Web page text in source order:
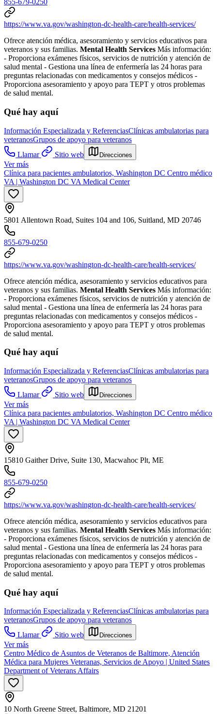
855-679-0250
https://www.va.gov/washington-dc-health-care/health-services/
Ofrece atención médica, asesoramiento y servicios educativos para
veteranos y sus familias. Mental Health Services Más información:
- Proporciona exámenes físicos, servicios de nutrición y atención de
salud mental - Gestiona una línea de enfermería las 24 horas para
preguntas relacionadas con medicamentos y consejos médicos -
Proporciona asesoramiento y apoyo para TEPT y otros problemas
de salud mental.
Qué hay aquí
Información Especializada y ReferenciasClínicas ambulatorias para
veteranosGrupos de apoyo para veteranos
Llamar
Sitio web Direcciones
Ver más
Clínica para pacientes ambulatorios, Washington DC Centro médico
VA | Washington DC VA Medical Center
5801 Allentown Road, Suites 104 and 106, Suitland, MD 20746
855-679-0250
https://www.va.gov/washington-dc-health-care/health-services/
Ofrece atención médica, asesoramiento y servicios educativos para
veteranos y sus familias. Mental Health Services Más información:
- Proporciona exámenes físicos, servicios de nutrición y atención de
salud mental - Gestiona una línea de enfermería las 24 horas para
preguntas relacionadas con medicamentos y consejos médicos -
Proporciona asesoramiento y apoyo para TEPT y otros problemas
de salud mental.
Qué hay aquí
Información Especializada y ReferenciasClínicas ambulatorias para
veteranosGrupos de apoyo para veteranos
Llamar
Sitio web Direcciones
Ver más
Clínica para pacientes ambulatorios, Washington DC Centro médico
VA | Washington DC VA Medical Center
15810 Gaither Drive, Suite 130, Macwahoc Plt, ME
855-679-0250
https://www.va.gov/washington-dc-health-care/health-services/
Ofrece atención médica, asesoramiento y servicios educativos para
veteranos y sus familias. Mental Health Services Más información:
- Proporciona exámenes físicos, servicios de nutrición y atención de
salud mental - Gestiona una línea de enfermería las 24 horas para
preguntas relacionadas con medicamentos y consejos médicos -
Proporciona asesoramiento y apoyo para TEPT y otros problemas
de salud mental.
Qué hay aquí
Información Especializada y ReferenciasClínicas ambulatorias para
veteranosGrupos de apoyo para veteranos
Llamar
Sitio web Direcciones
Ver más
Centro Médico de Asuntos de Veteranos de Baltimore, Atención
Médica para Mujeres Veteranas, Servicios de Apoyo | United States
Department of Veterans Affairs
10 North Greene Street, Baltimore, MD 21201